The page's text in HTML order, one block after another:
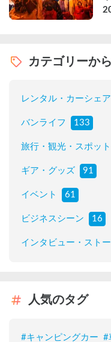
カテゴリーか
レンタル・カーシェア
バンライフ 133
旅行・観光・スポット
ギア・グッズ 91
イベント 61
ビジネスシーン 16
インタビュー・スト
人気のタグ
#キャンピングカー #